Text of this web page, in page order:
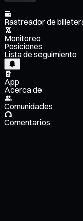
Rastreador de
Monitoreo
Posiciones
Lista de seguimiento
App
Acerca de
Comunidades
Comentarios